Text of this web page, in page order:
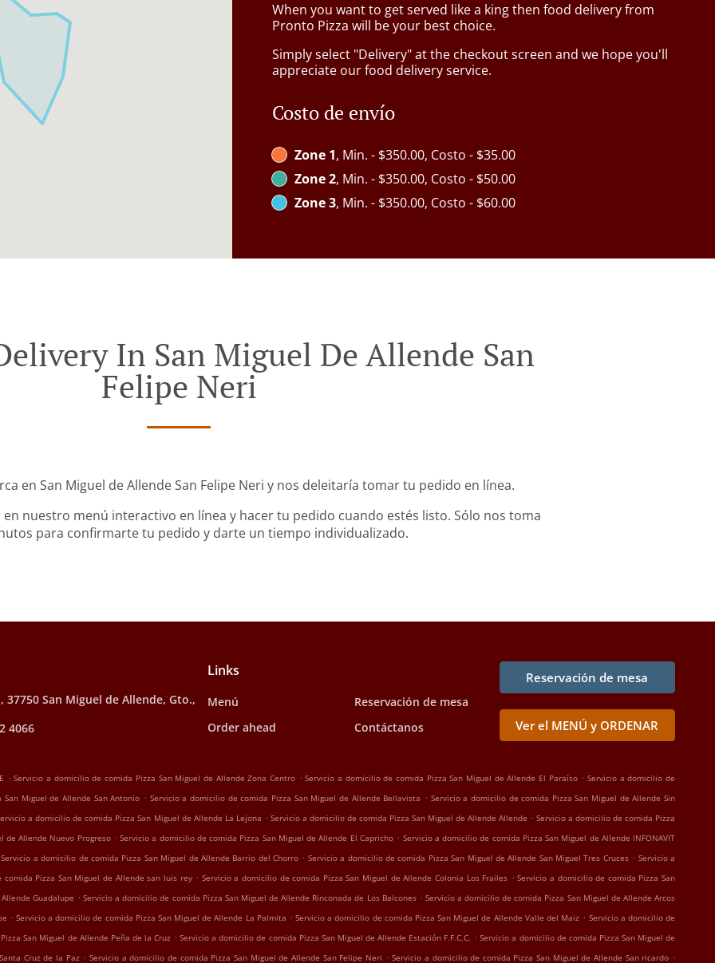
When you want to get served like a king then food delivery from
Pronto Pizza will be your best choice.
Simply select "Delivery" at the checkout screen and we hope you'll
appreciate our food delivery service.
Costo de envío
Zone 1, Min. - $350.00, Costo - $35.00
Zone 2, Min. - $350.00, Costo - $50.00
Zone 3, Min. - $350.00, Costo - $60.00
In San Miguel De Allende San
Felipe Neri
en San Miguel de Allende San Felipe Neri y nos deleitaría tomar tu pedido en línea.
nuestro menú interactivo en línea y hacer tu pedido cuando estés listo. Sólo nos toma
para confirmarte tu pedido y darte un tiempo individualizado.
37750 San Miguel de Allende, Gto.,
4066
Links
Menú
Reservación de mesa
Order ahead
Contáctanos
Reservación de mesa
Ver el MENÚ y ORDENAR
. Servicio a domicilio de comida Pizza San Miguel de Allende Zona Centro . Servicio a domicilio de comida Pizza San Miguel de Allende El Paraíso . Servicio a domicilio de
Miguel de Allende San Antonio . Servicio a domicilio de comida Pizza San Miguel de Allende Bellavista . Servicio a domicilio de comida Pizza San Miguel de Allende Sin
a domicilio de comida Pizza San Miguel de Allende La Lejona . Servicio a domicilio de comida Pizza San Miguel de Allende Allende . Servicio a domicilio de comida Pizza
de Allende Nuevo Progreso . Servicio a domicilio de comida Pizza San Miguel de Allende El Capricho . Servicio a domicilio de comida Pizza San Miguel de Allende INFONAVIT
Servicio a domicilio de comida Pizza San Miguel de Allende Barrio del Chorro . Servicio a domicilio de comida Pizza San Miguel de Allende San Miguel Tres Cruces . Servicio a
Pizza San Miguel de Allende san luis rey . Servicio a domicilio de comida Pizza San Miguel de Allende Colonia Los Frailes . Servicio a domicilio de comida Pizza San
Guadalupe . Servicio a domicilio de comida Pizza San Miguel de Allende Rinconada de Los Balcones . Servicio a domicilio de comida Pizza San Miguel de Allende Arcos
. Servicio a domicilio de comida Pizza San Miguel de Allende La Palmita . Servicio a domicilio de comida Pizza San Miguel de Allende Valle del Maiz . Servicio a domicilio de
San Miguel de Allende Peña de la Cruz . Servicio a domicilio de comida Pizza San Miguel de Allende Estación F.F.C.C. . Servicio a domicilio de comida Pizza San Miguel de
Cruz de la Paz . Servicio a domicilio de comida Pizza San Miguel de Allende San Felipe Neri . Servicio a domicilio de comida Pizza San Miguel de Allende San ricardo .